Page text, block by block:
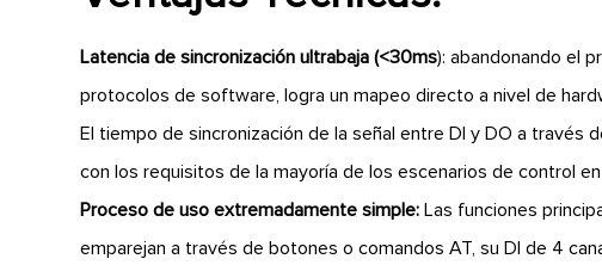
Latencia de sincronización ultrabaja (<30ms): abandonando el
protocolos de software, logra un mapeo directo a nivel de
El tiempo de sincronización de la señal entre DI y DO a
con los requisitos de la mayoría de los escenarios de control
Proceso de uso extremadamente simple: Las funciones
emparejan a través de botones o comandos AT, su DI de 4